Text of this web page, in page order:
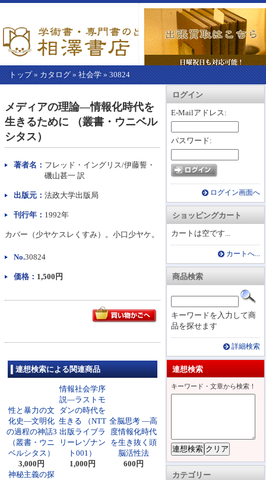
トップ» カタログ » 社会学 » 30824
カートを見る
ログイン
E-Mailアドレス:
パスワード:
ログイン画面へ
ショッピングカート
カートは空です...
カートへ...
商品検索
キーワードを入力して商
品を探せます
詳細検索
連想検索
キーワード・文章から検索！
カテゴリー
か
ら
本
文】
メディアの理論―情報化時代を
生きるために （叢書・ウニベル
シタス）
著者名： フレッド・イングリス/伊藤誓・
磯山甚一 訳
出版元： 法政大学出版局
刊行年： 1992年
カバー（少ヤケスレくすみ）。小口少ヤケ。
No.30824
価格： 1,500円
連想検索による関連商品
性と暴力の文
化史―文明化
の過程の神話3
（叢書・ウニ
ベルシタス）
3,000円
情報社会学序
説―ラストモ
ダンの時代を
生きる （NTT
出版ライブラ
リーレゾナン
ト001）
1,000円
全脳思考 ―高
度情報化時代
を生き抜く頭
脳活性法
600円
神秘主義の探